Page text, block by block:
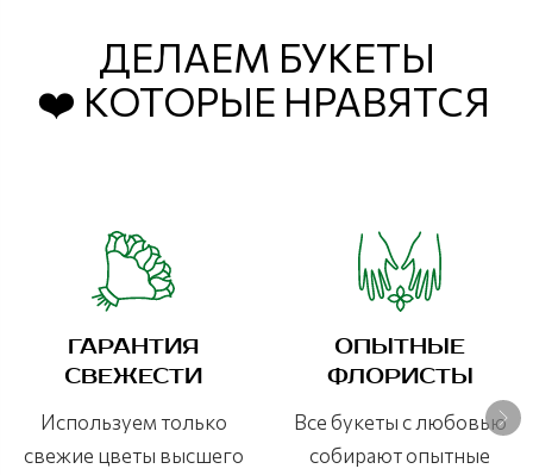
ДЕЛАЕМ БУКЕТЫ
❤️ КОТОРЫЕ НРАВЯТСЯ
ГАРАНТИЯ
СВЕЖЕСТИ
Используем только
свежие цветы высшего
ОПЫТНЫЕ
ФЛОРИСТЫ
Все букеты с любовью
собирают опытные